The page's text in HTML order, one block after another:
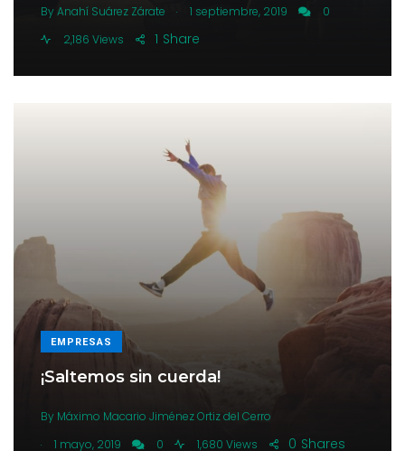
ByAnahí Suárez Zárate . 1 septiembre, 2019
0
2,186 Views
Share
1
EMPRESAS
¡Saltemos sin cuerda!
By Máximo Macario Jiménez Ortiz del Cerro
.
1 mayo, 2019 0 1,680 Views Shares
0